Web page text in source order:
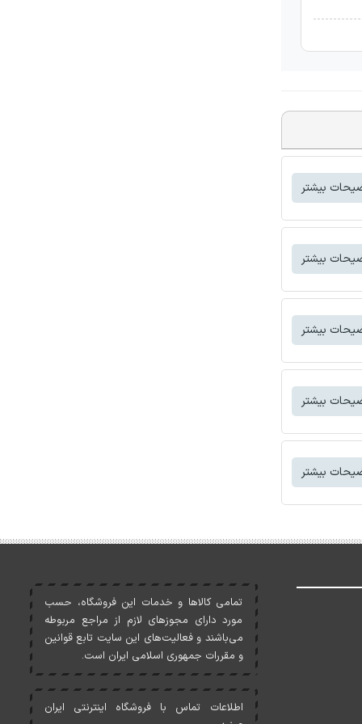
بیشتر
بیشتر
بیشتر
بیشتر
بیشتر
تمامی کالاها و خدمات اين فروشگاه، حسب
مورد دارای مجوزهای لازم از مراجع مربوطه
می‌باشند و فعاليت‌های اين سايت تابع قوانين
و مقررات جمهوری اسلامی ايران است.
اطلاعات تماس با فروشگاه اینترنتی ایران